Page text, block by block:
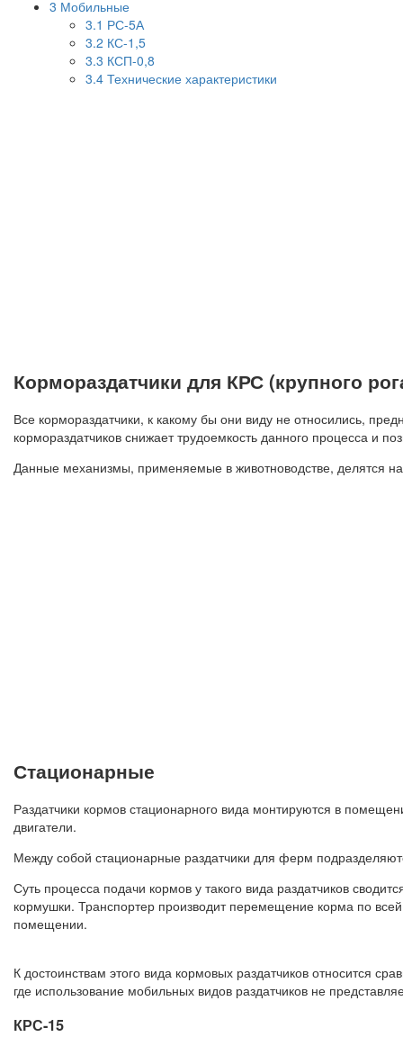
3 Мобильные
3.1 РС-5А
3.2 КС-1,5
3.3 КСП-0,8
3.4 Технические характеристики
Кормораздатчики для КРС (крупного
Все кормораздатчики, к какому бы они виду не относились,
кормораздатчиков снижает трудоемкость данного процесса и
Данные механизмы, применяемые в животноводстве, делятся
Стационарные
Раздатчики кормов стационарного вида монтируются в
двигатели.
Между собой стационарные раздатчики для ферм
Суть процесса подачи кормов у такого вида раздатчиков
кормушки. Транспортер производит перемещение корма по
помещении.
К достоинствам этого вида кормовых раздатчиков относится
где использование мобильных видов раздатчиков не
КРС-15